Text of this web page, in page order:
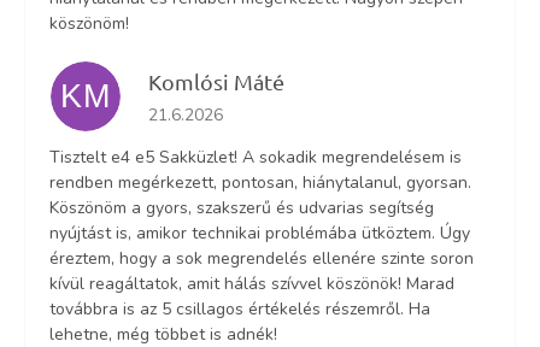
köszönöm!
KM Komlósi Máté
Az áruház értékelése 5-ből 5 csillag.
21.6.2026
Tisztelt e4 e5 Sakküzlet! A sokadik megrendelésem is
rendben megérkezett, pontosan, hiánytalanul, gyorsan.
Köszönöm a gyors, szakszerű és udvarias segítség
nyújtást is, amikor technikai problémába ütköztem. Úgy
éreztem, hogy a sok megrendelés ellenére szinte soron
kívül reagáltatok, amit hálás szívvel köszönök! Marad
továbbra is az 5 csillagos értékelés részemről. Ha
lehetne, még többet is adnék!